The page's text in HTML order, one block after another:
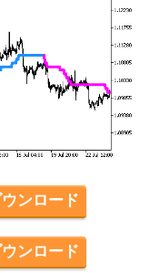
ンロード
ンロード